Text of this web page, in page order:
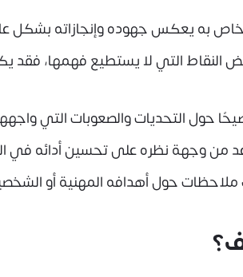
به يعكس جهوده وإنجازاته بشكل
النقاط التي لا يستطيع فهمها،
حول التحديات والصعوبات التي
من وجهة نظره على تحسين أدائه في
حول أهدافه المهنية أو